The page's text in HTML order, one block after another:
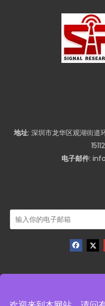
地址: 深圳市龙华区观湖街道
电子邮件:
版权2022 深圳市冠为通